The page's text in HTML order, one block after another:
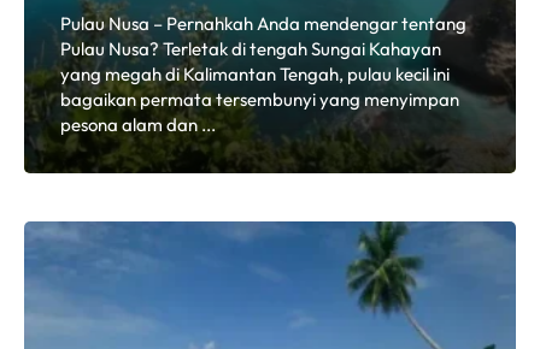
Pulau Nusa – Pernahkah Anda mendengar tentang
Pulau Nusa? Terletak di tengah Sungai Kahayan
yang megah di Kalimantan Tengah, pulau kecil ini
bagaikan permata tersembunyi yang menyimpan
pesona alam dan ...